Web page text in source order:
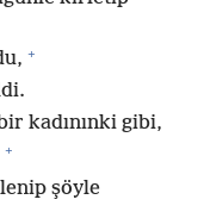
+
kadınınki gibi,
+
şöyle